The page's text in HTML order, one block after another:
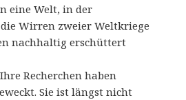
eine Welt, in der
Wirren zweier Weltkriege
nachhaltig erschüttert
Recherchen haben
Sie ist längst nicht